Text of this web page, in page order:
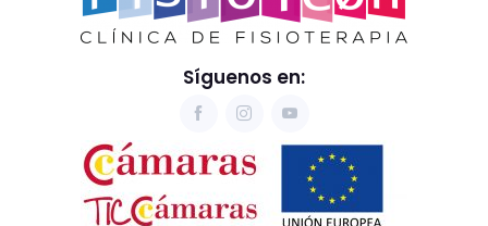
Síguenos en: